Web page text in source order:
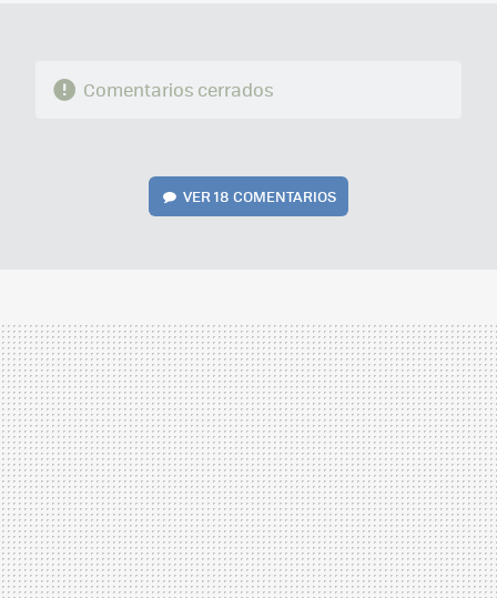
Comentarios cerrados
VER18 COMENTARIOS